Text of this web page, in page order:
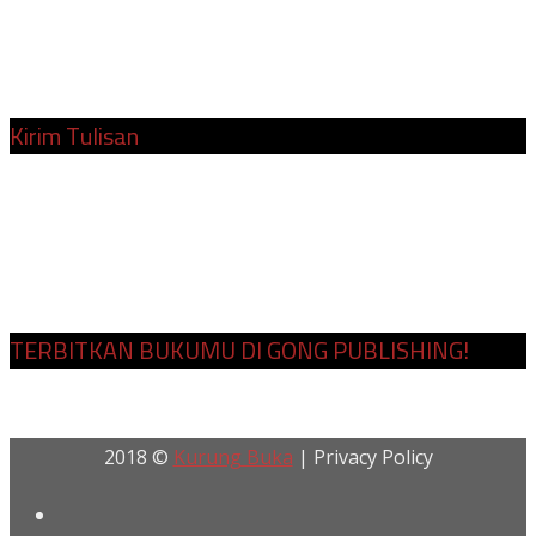
Kirim Tulisan
TERBITKAN BUKUMU DI GONG PUBLISHING!
2018 © Kurung Buka | Privacy Policy